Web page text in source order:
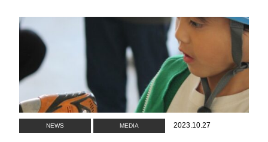
TOP
VISION
創伸建設の理念
ADVANTAGE
創伸建設の強み
NEWS MEDIA 2023.10.27